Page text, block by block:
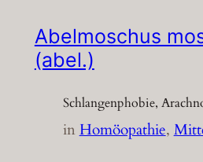
Abelmoschus
(abel.)
Schlangenphobie,
inHomöopathie,